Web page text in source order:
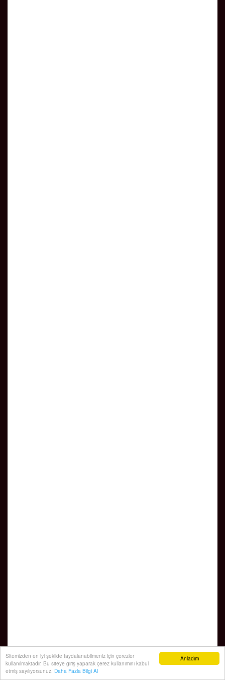
Anladım
Sitemizden en iyi şekilde faydalanabilmeniz için çerezler
kullanılmaktadır. Bu siteye giriş yaparak çerez kullanımını kabul
etmiş sayılıyorsunuz. Daha Fazla Bilgi Al